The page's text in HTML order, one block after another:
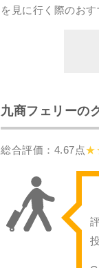
を見に行く際のお
九商フェリーの
総合評価：4.67点